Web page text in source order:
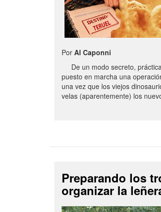
Por Al Caponni
De un modo secreto,
puesto en marcha una
una vez que los viejos
velas (aparentemente) los
Preparando los
organizar la